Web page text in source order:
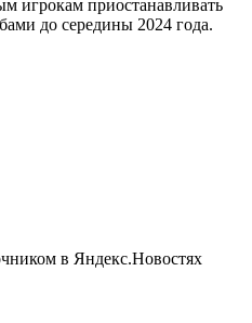
игрокам приостанавливать
до середины 2024 года.
в Яндекс.Новостях